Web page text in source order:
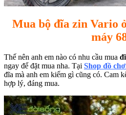
Mua bộ đĩa zin Vario
máy
Thế nên anh em nào có nhu cầu mua
ngay để đặt mua nha. Tại Shop đồ
đĩa mà anh em kiếm gì cũng có. Cam
hợp lý, đáng mua.